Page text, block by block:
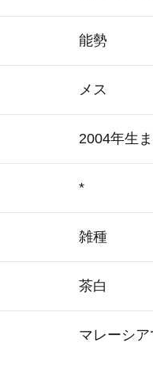
能勢
メス
2004年生
*
雑種
茶白
マレーシ